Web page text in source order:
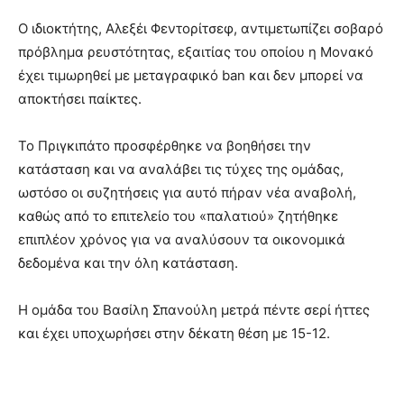
Ο ιδιοκτήτης, Αλεξέι Φεντορίτσεφ, αντιμετωπίζει σοβαρό
πρόβλημα ρευστότητας, εξαιτίας του οποίου η Μονακό
έχει τιμωρηθεί με μεταγραφικό ban και δεν μπορεί να
αποκτήσει παίκτες.
Το Πριγκιπάτο προσφέρθηκε να βοηθήσει την
κατάσταση και να αναλάβει τις τύχες της ομάδας,
ωστόσο οι συζητήσεις για αυτό πήραν νέα αναβολή,
καθώς από το επιτελείο του «παλατιού» ζητήθηκε
επιπλέον χρόνος για να αναλύσουν τα οικονομικά
δεδομένα και την όλη κατάσταση.
Η ομάδα του Βασίλη Σπανούλη μετρά πέντε σερί ήττες
και έχει υποχωρήσει στην δέκατη θέση με 15-12.